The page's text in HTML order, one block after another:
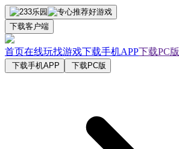
下载客户端
首页在线玩找游戏下载手机APP下载PC版
下载手机APP 下载PC版